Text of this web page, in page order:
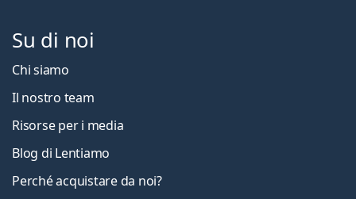
Su di noi
Chi siamo
Il nostro team
Risorse per i media
Blog di Lentiamo
Perché acquistare da noi?